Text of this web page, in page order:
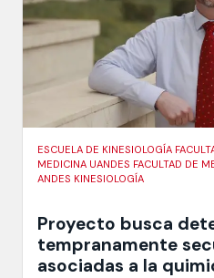
ESCUELA DE KINESIOLOGÍA
MEDICINA UANDES FACULTAD DE
ANDES KINESIOLOGÍA
Proyecto busca
tempranamente
asociadas a la